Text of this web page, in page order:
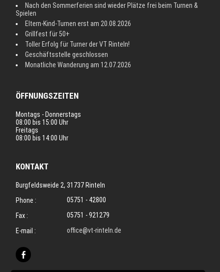
Nach den Sommerferien sind wieder Plätze frei beim Turnen &
Spielen
Eltern-Kind-Turnen erst am 20.08.2026
Grillfest für 50+
Toller Erfolg für Turner der VT Rinteln!
Geschäftsstelle geschlossen
Monatliche Wanderung am 12.07.2026
ÖFFNUNGSZEITEN
Montags - Donnerstags
08:00 bis 15:00 Uhr
Freitags
08:00 bis 14:00 Uhr
KONTAKT
Burgfeldsweide 2, 31737 Rinteln
Phone :
05751 - 42800
Fax :
05751 - 921279
E-mail :
office@vt-rinteln.de